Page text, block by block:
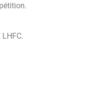
LHFC.